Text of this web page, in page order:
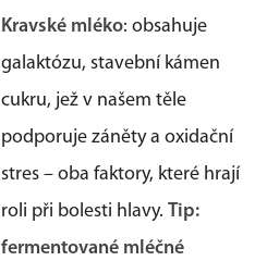
Kravské mléko: obsahuje
galaktózu, stavební kámen
cukru, jež v našem těle
podporuje záněty a oxidační
stres – oba faktory, které hrají
roli při bolesti hlavy.Tip:
fermentované mléčné